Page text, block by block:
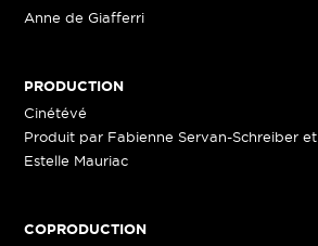
Anne de Giafferri
PRODUCTION
Cinétévé
Produit par Fabienne Servan-Schreiber et
Estelle Mauriac
COPRODUCTION